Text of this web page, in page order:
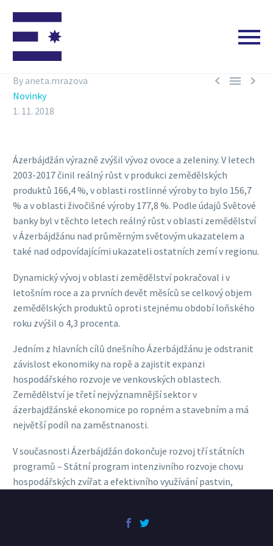
  
By aneta.mrazova
Novinky
1. 11. 2018
Ázerbájdžán výrazně zvýšil vývoz ovoce a zeleniny. V letech
2003-2017 činil reálný růst v produkci zemědělských
produktů 166,4 %, v oblasti rostlinné výroby to bylo 156,7
% a v oblasti živočišné výroby 177,8 %. Podle údajů Světové
banky byl v těchto letech reálný růst v oblasti zemědělství
v Ázerbájdžánu nad průměrným světovým ukazatelem a
také nad odpovídajícími ukazateli ostatních zemí v regionu.
Dynamický vývoj v oblasti zemědělství pokračoval i v
letošním roce a za prvních devět měsíců se celkový objem
zemědělských produktů oproti stejnému období loňského
roku zvýšil o 4,3 procenta.
Jedním z hlavních cílů dnešního Ázerbájdžánu je odstranit
závislost ekonomiky na ropě a zajistit expanzi
hospodářského rozvoje ve venkovských oblastech.
Zemědělství je třetí nejvýznamnější sektor v
ázerbajdžánské ekonomice po ropném a stavebním a má
největší podíl na zaměstnanosti.
V současnosti Ázerbájdžán dokončuje rozvoj tří státních
programů – Státní program intenzivního rozvoje chovu
hospodářských zvířat a efektivního využívání pastvin,